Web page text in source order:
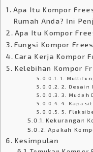
Apa Itu Kompor
Rumah Anda? Ini
Apa Itu Kompor
Fungsi Kompor
Cara Kerja Kompor
Kelebihan Kompor
1.
2. Desain
3. Mudah
4.
5.
Kekurangan
Apakah
Kesimpulan